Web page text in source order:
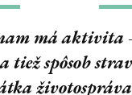
má aktivita
tiež spôsob